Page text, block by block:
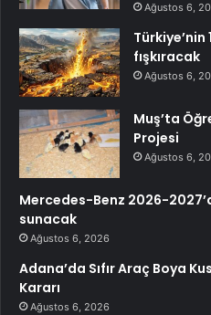
Ağustos 6,
Türkiye’nin
fışkıracak
Ağustos 6,
Muş’ta
Projesi
Ağustos 6,
Mercedes-Benz 2026-
sunacak
Ağustos 6, 2026
Adana’da Sıfır Araç Boya
Kararı
Ağustos 6, 2026